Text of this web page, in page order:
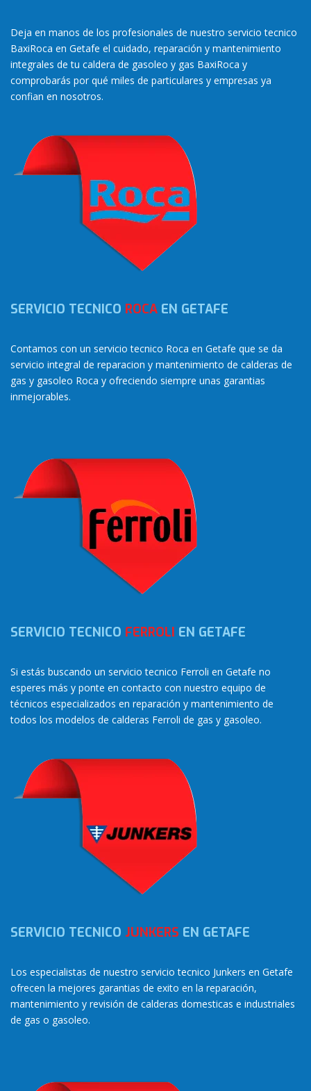
Deja en manos de los profesionales de nuestro servicio tecnico
BaxiRoca en Getafe el cuidado, reparación y mantenimiento
integrales de tu caldera de gasoleo y gas BaxiRoca y
comprobarás por qué miles de particulares y empresas ya
confian en nosotros.
SERVICIO TECNICO ROCA EN GETAFE
Contamos con un servicio tecnico Roca en Getafe que se da
servicio integral de reparacion y mantenimiento de calderas de
gas y gasoleo Roca y ofreciendo siempre unas garantias
inmejorables.
SERVICIO TECNICO FERROLI EN GETAFE
Si estás buscando un servicio tecnico Ferroli en Getafe no
esperes más y ponte en contacto con nuestro equipo de
técnicos especializados en reparación y mantenimiento de
todos los modelos de calderas Ferroli de gas y gasoleo.
SERVICIO TECNICO JUNKERS EN GETAFE
Los especialistas de nuestro servicio tecnico Junkers en Getafe
ofrecen la mejores garantias de exito en la reparación,
mantenimiento y revisión de calderas domesticas e industriales
de gas o gasoleo.